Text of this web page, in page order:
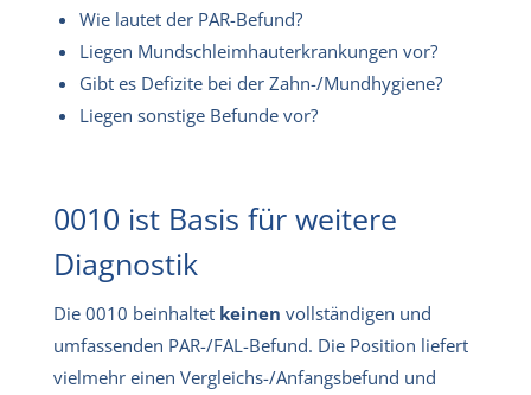
Wie lautet der PAR-Befund?
Liegen Mundschleimhauterkrankungen vor?
Gibt es Defizite bei der Zahn-/Mundhygiene?
Liegen sonstige Befunde vor?
0010 ist Basis für weitere
Diagnostik
Die 0010 beinhaltet keinen vollständigen und
umfassenden PAR-/FAL-Befund. Die Position liefert
vielmehr einen Vergleichs-/Anfangsbefund und